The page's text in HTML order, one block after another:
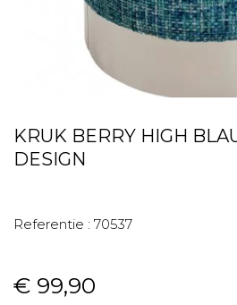
KRUK BERRY HIGH
DESIGN
Referentie : 70537
€ 99,90